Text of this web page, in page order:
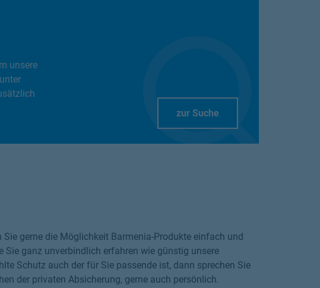
unsere
zur Suche
gerne die Möglichkeit Barmenia-Produkte einfach und
ganz unverbindlich erfahren wie günstig unsere
Schutz auch der für Sie passende ist, dann sprechen Sie
der privaten Absicherung, gerne auch persönlich.